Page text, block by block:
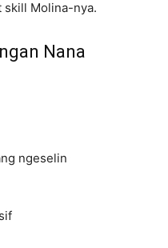
skill Molina-nya.
Nana
ngeselin